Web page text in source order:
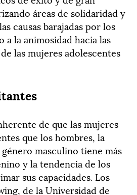
áreas de solidaridad y
causas barajadas por los
a la animosidad hacia las
las mujeres adolescentes
de que las mujeres
que los hombres, la
masculino tiene más
y la tendencia de los
sus capacidades. Los
de la Universidad de